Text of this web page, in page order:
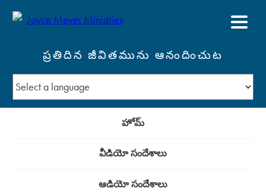
ప్రతిదిన జీవితమును ఆనందించుట
హోమ్
వీడియో సందేశాలు
ఆడియో సందేశాలు